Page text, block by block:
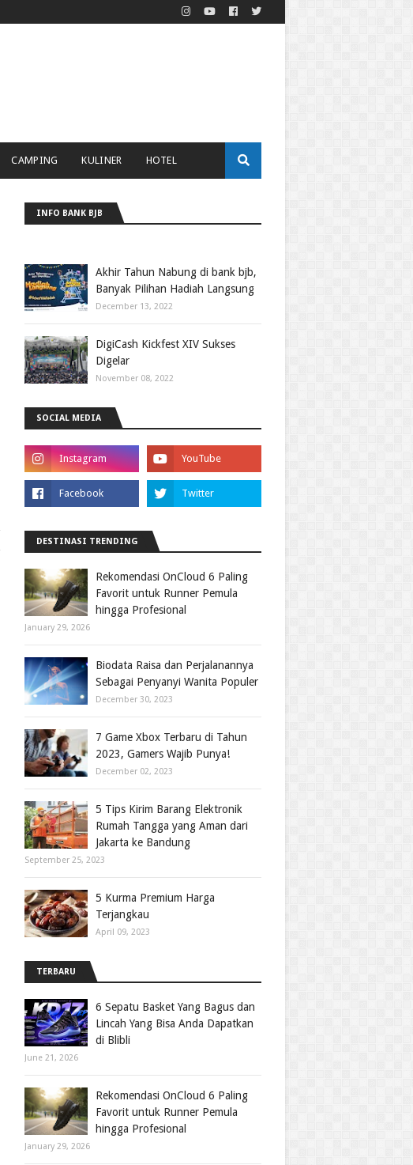
CAMPING KULINER HOTEL
INFO BANK BJB
Akhir Tahun Nabung di bank bjb,
Banyak Pilihan Hadiah Langsung
December 13, 2022
DigiCash Kickfest XIV Sukses
Digelar
November 08, 2022
SOCIAL MEDIA
DESTINASI TRENDING
Rekomendasi OnCloud 6 Paling
Favorit untuk Runner Pemula
hingga Profesional
January 29, 2026
Biodata Raisa dan Perjalanannya
Sebagai Penyanyi Wanita Populer
December 30, 2023
7 Game Xbox Terbaru di Tahun
2023, Gamers Wajib Punya!
December 02, 2023
5 Tips Kirim Barang Elektronik
Rumah Tangga yang Aman dari
Jakarta ke Bandung
September 25, 2023
5 Kurma Premium Harga
Terjangkau
April 09, 2023
TERBARU
6 Sepatu Basket Yang Bagus dan
Lincah Yang Bisa Anda Dapatkan
di Blibli
June 21, 2026
Rekomendasi OnCloud 6 Paling
Favorit untuk Runner Pemula
hingga Profesional
January 29, 2026